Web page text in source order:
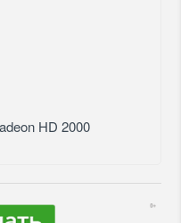
HD 2000